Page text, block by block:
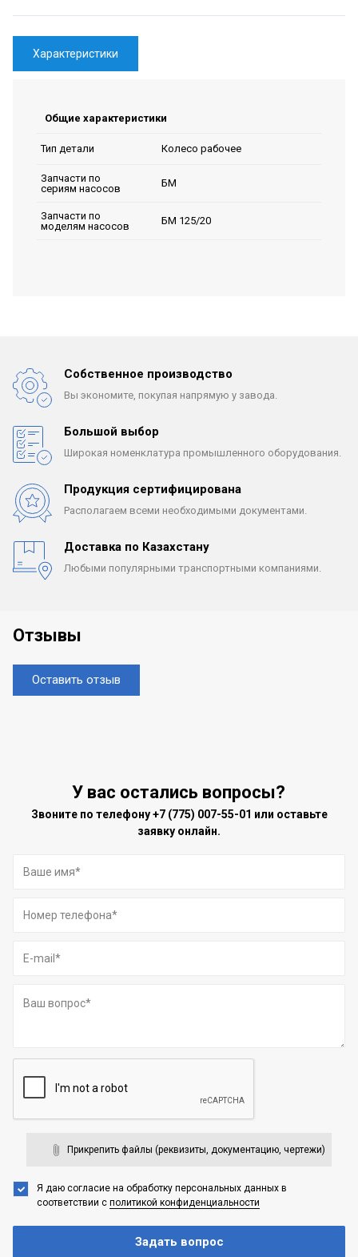
Характеристики
Общие характеристики
Тип детали Колесо рабочее
Запчасти по
сериям насосов
БМ
Запчасти по
моделям насосов
БМ 125/20
Собственное производство
Вы экономите, покупая напрямую у завода.
Большой выбор
Широкая номенклатура промышленного оборудования.
Продукция сертифицирована
Располагаем всеми необходимыми документами.
Доставка по Казахстану
Любыми популярными транспортными компаниями.
Отзывы
Оставить отзыв
У вас остались вопросы?
Звоните по телефону+7 (775) 007-55-01 или оставьте
заявку онлайн.
Прикрепить файлы (реквизиты, документацию, чертежи)
Я даю согласие на обработку персональных данных в
соответствии с политикой конфиденциальности